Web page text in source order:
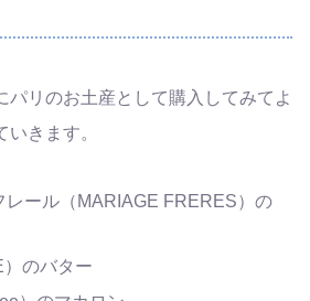
パリのお土産として購入してみてよ
きます。
レール（MARIAGE FRERES）の
のバター